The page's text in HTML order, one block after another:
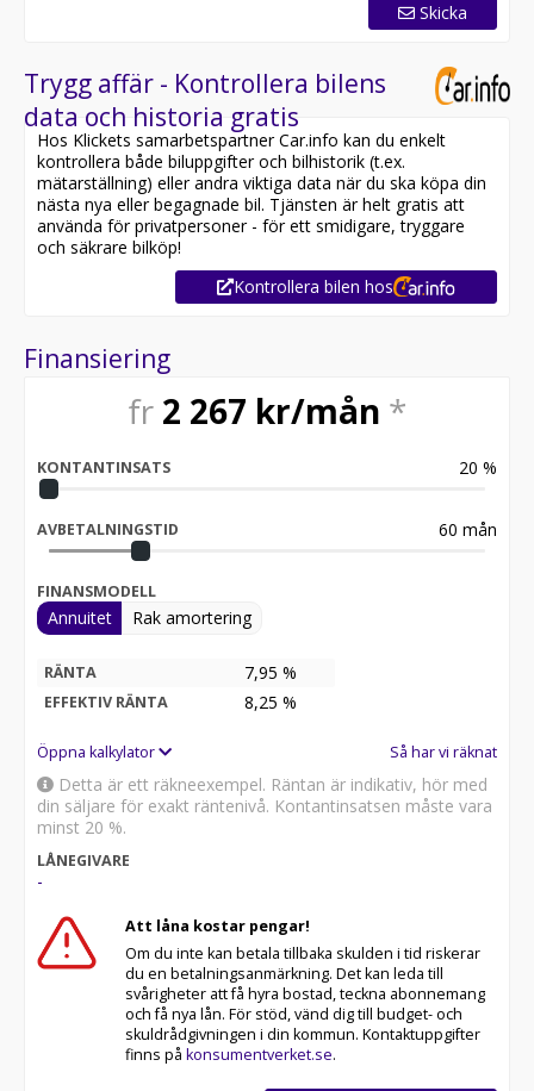
Skicka
Trygg affär - Kontrollera bilens
data och historia gratis
Hos Klickets samarbetspartner Car.info kan du enkelt
kontrollera både biluppgifter och bilhistorik (t.ex.
mätarställning) eller andra viktiga data när du ska köpa din
nästa nya eller begagnade bil. Tjänsten är helt gratis att
använda för privatpersoner - för ett smidigare, tryggare
och säkrare bilköp!
Kontrollera bilen hos
Finansiering
fr 2 267 kr/mån *
KONTANTINSATS 20 %
AVBETALNINGSTID 60 mån
FINANSMODELL
Annuitet Rak amortering
RÄNTA 7,95 %
EFFEKTIV RÄNTA 8,25 %
Öppna kalkylator Så har vi räknat
Detta är ett räkneexempel. Räntan är indikativ, hör med
din säljare för exakt räntenivå. Kontantinsatsen måste vara
minst 20 %.
LÅNEGIVARE
-
Att låna kostar pengar!
Om du inte kan betala tillbaka skulden i tid riskerar
du en betalningsanmärkning. Det kan leda till
svårigheter att få hyra bostad, teckna abonnemang
och få nya lån. För stöd, vänd dig till budget- och
skuldrådgivningen i din kommun. Kontaktuppgifter
finns på konsumentverket.se.